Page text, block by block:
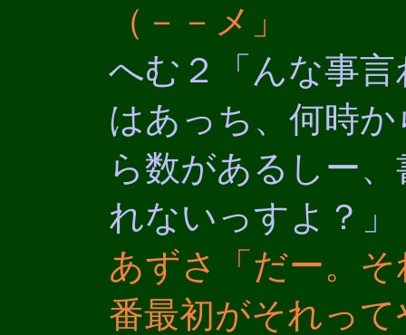
（－－メ」
へむ２「んな事
はあっち、何時
ら数があるしー
れないっすよ？」
あずさ「だー。
番最初がそれっ